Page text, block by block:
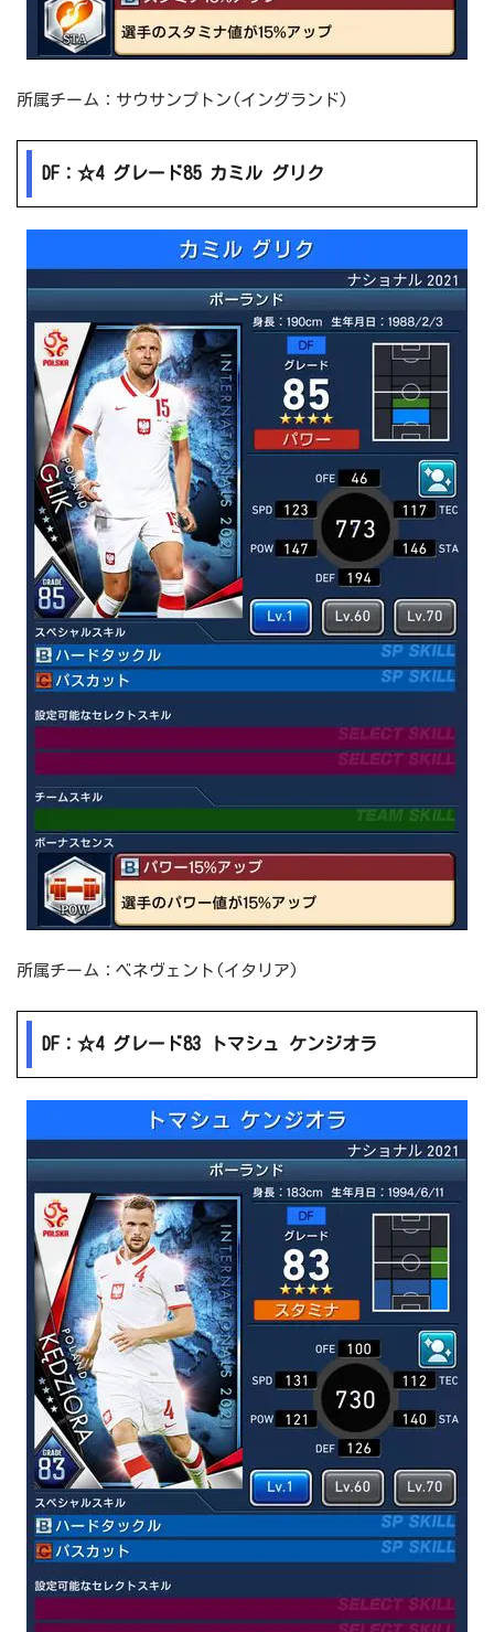
所属チーム：サウサンプトン(イングランド)
DF：☆4 グレード85 カミル グリク
所属チーム：ベネヴェント(イタリア)
DF：☆4 グレード83 トマシュ ケンジオラ